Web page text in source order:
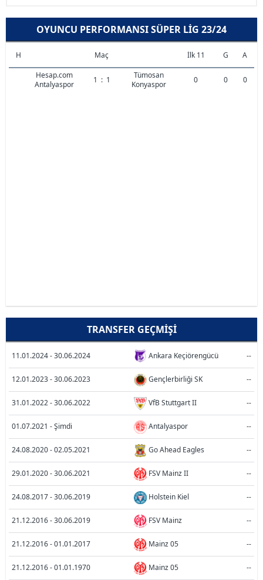
OYUNCU PERFORMANSI SÜPER LIG 23/24
H Maç İlk 11 G
A
Hesap.com
Antalyaspor
1 : 1
Tümosan
Konyaspor
0 0 0
TRANSFER GEÇMIŞI
11.01.2024 - 30.06.2024 Ankara Keçiörengücü --
12.01.2023 - 30.06.2023 Gençlerbirliği SK --
31.01.2022 - 30.06.2022 VfB Stuttgart II --
01.07.2021 - Şimdi Antalyaspor --
24.08.2020 - 02.05.2021 Go Ahead Eagles --
29.01.2020 - 30.06.2021 FSV Mainz II --
24.08.2017 - 30.06.2019 Holstein Kiel --
21.12.2016 - 30.06.2019 FSV Mainz --
21.12.2016 - 01.01.2017 Mainz 05 --
21.12.2016 - 01.01.1970 Mainz 05 --